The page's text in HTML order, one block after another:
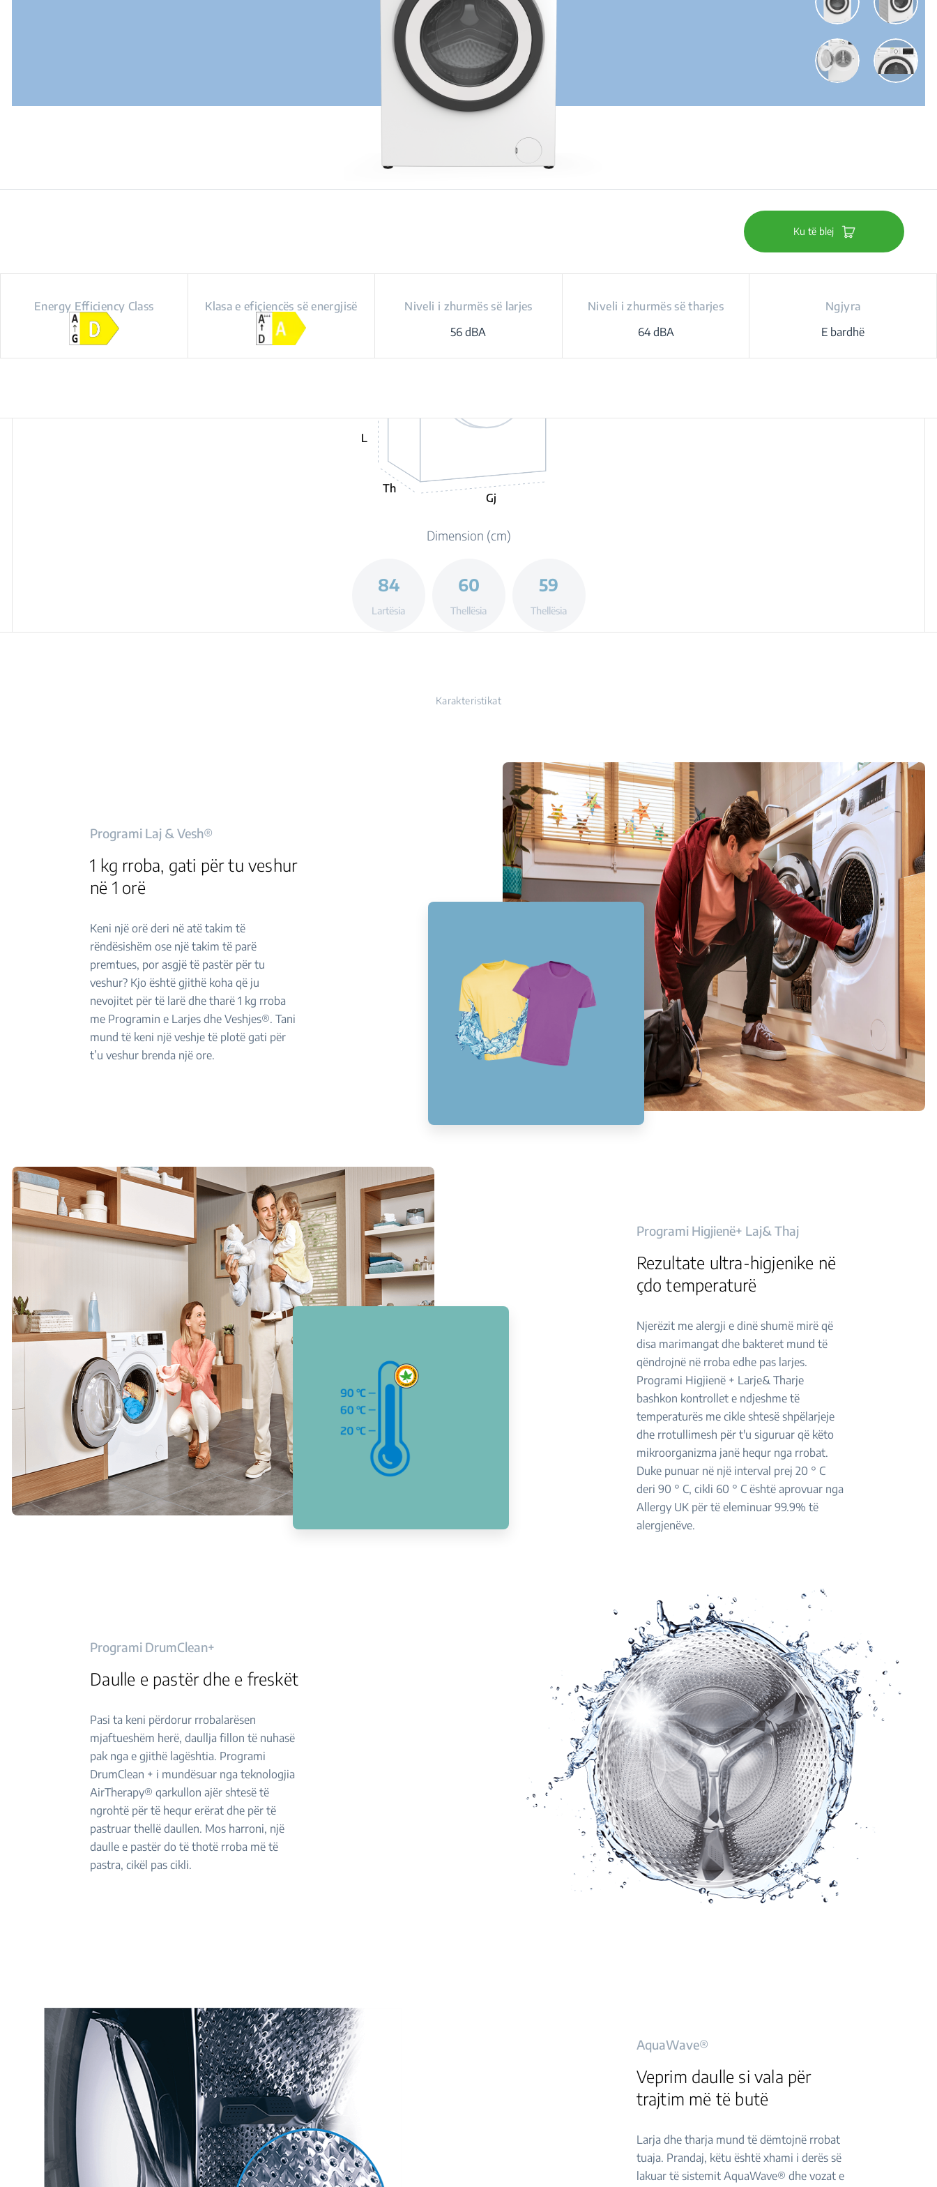
Ku të blej
Energy Efficiency Class Klasa e efiçiencës së energjisë
Niveli i zhurmës së larjes
56 dBA
Niveli i zhurmës së tharjes
64 dBA
Ngjyra
E bardhë
L
Th
Gj
Dimension (cm)
84
Lartësia
60
Thellësia
59
Thellësia
Karakteristikat
Programi Laj & Vesh®
1 kg rroba, gati për tu veshur
në 1 orë
Keni një orë deri në atë takim të
rëndësishëm ose një takim të parë
premtues, por asgjë të pastër për tu
veshur? Kjo është gjithë koha që ju
nevojitet për të larë dhe tharë 1 kg rroba
me Programin e Larjes dhe Veshjes®. Tani
mund të keni një veshje të plotë gati për
t’u veshur brenda një ore.
Programi Higjienë+ Laj& Thaj
Rezultate ultra-higjenike në
çdo temperaturë
Njerëzit me alergji e dinë shumë mirë që
disa marimangat dhe bakteret mund të
qëndrojnë në rroba edhe pas larjes.
Programi Higjienë + Larje& Tharje
bashkon kontrollet e ndjeshme të
temperaturës me cikle shtesë shpëlarjeje
dhe rrotullimesh për t'u siguruar që këto
mikroorganizma janë hequr nga rrobat.
Duke punuar në një interval prej 20 ° C
deri 90 ° C, cikli 60 ° C është aprovuar nga
Allergy UK për të eleminuar 99.9% të
alergjenëve.
Programi DrumClean+
Daulle e pastër dhe e freskët
Pasi ta keni përdorur rrobalarësen
mjaftueshëm herë, daullja fillon të nuhasë
pak nga e gjithë lagështia. Programi
DrumClean + i mundësuar nga teknologjia
AirTherapy® qarkullon ajër shtesë të
ngrohtë për të hequr erërat dhe për të
pastruar thellë daullen. Mos harroni, një
daulle e pastër do të thotë rroba më të
pastra, cikël pas cikli.
AquaWave®
Veprim daulle si vala për
trajtim më të butë
Larja dhe tharja mund të dëmtojnë rrobat
tuaja. Prandaj, këtu është xhami i derës së
lakuar të sistemit AquaWave® dhe vozat e